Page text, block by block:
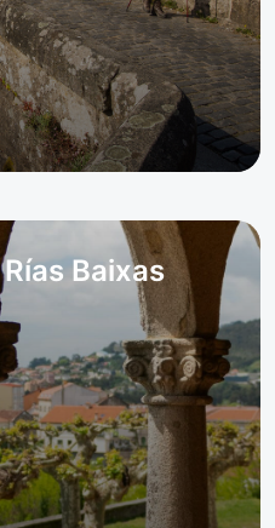
Baixas